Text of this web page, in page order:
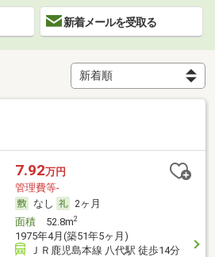
新着メールを受取る
7.92万円
管理費等-
なし
2ヶ月
面積52.8m2
1975年4月(築51年5ヶ月)
ＪＲ鹿児島本線 八代駅 徒歩14分